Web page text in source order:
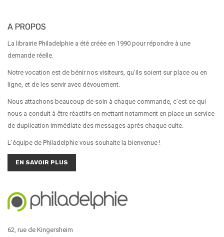
A PROPOS
La librairie Philadelphie a été créée en 1990 pour répondre à une
demande réelle.
Notre vocation est de bénir nos visiteurs, qu'ils soient sur place ou en
ligne, et de les servir avec dévouement.
Nous attachons beaucoup de soin à chaque commande, c'est ce qui
nous a conduit à être réactifs en mettant notamment en place un service
de duplication immédiate des messages après chaque culte.
L'équipe de Philadelphie vous souhaite la bienvenue !
EN SAVOIR PLUS
62, rue de Kingersheim